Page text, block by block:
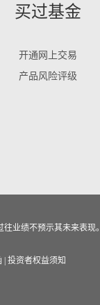
买过基金
开通网上交易
产品风险评级
业绩不预示其未来表现。
投资者权益须知